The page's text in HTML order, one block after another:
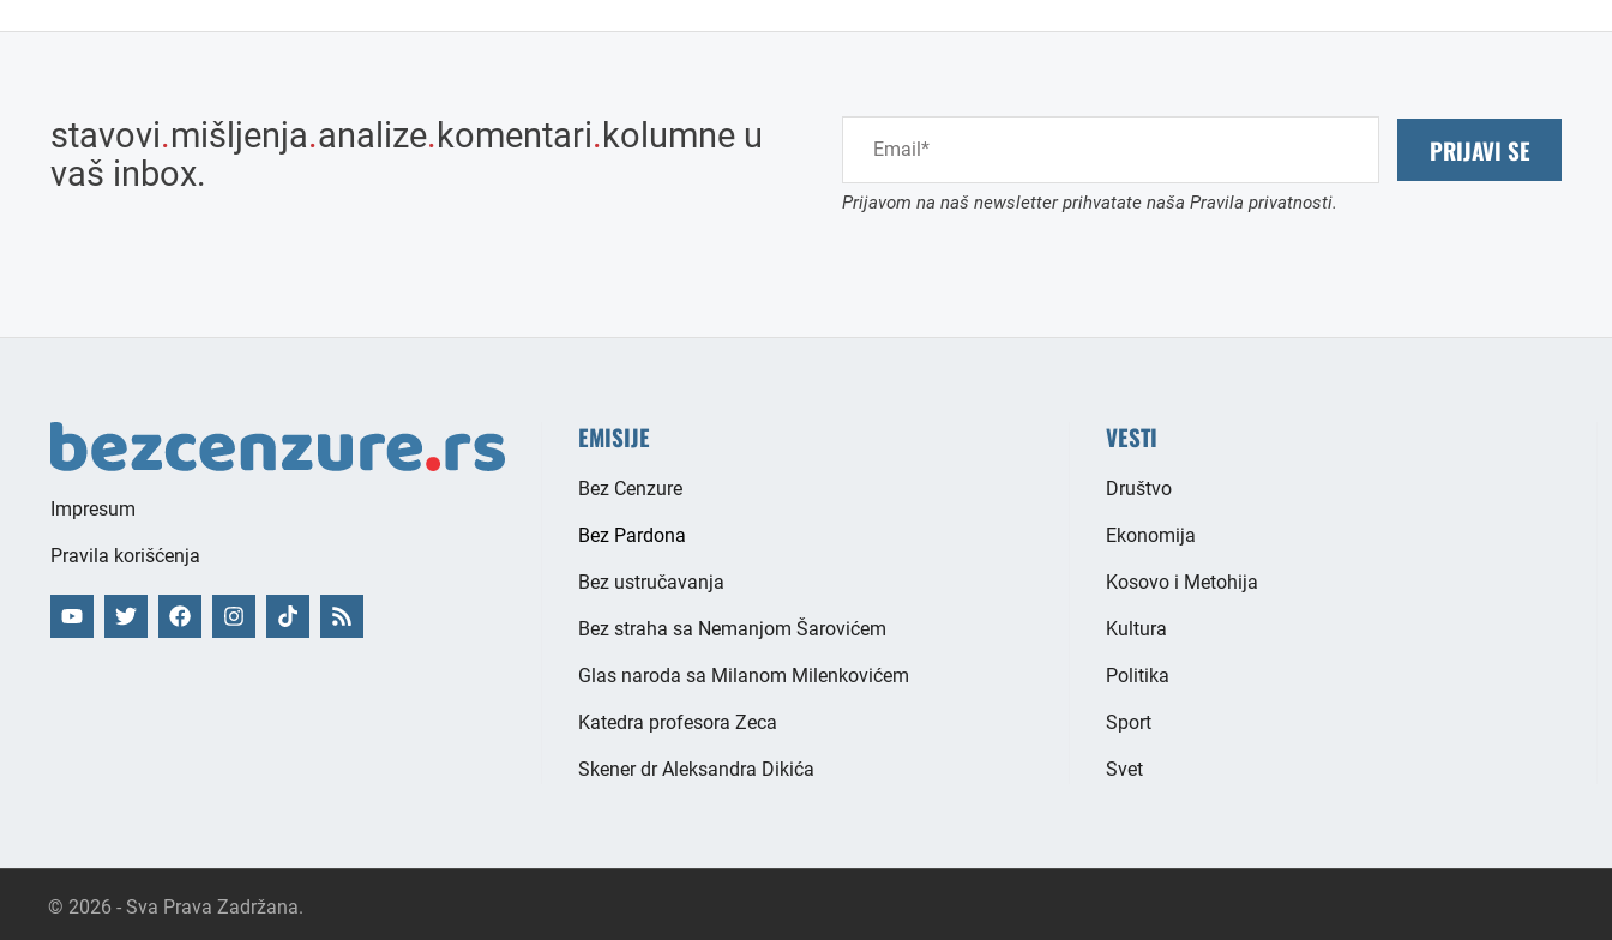
stavovi.mišljenja.analize.komentari.kolumne u
vaš inbox.
PRIJAVI SE
Prijavom na naš newsletter prihvatate naša Pravila privatnosti.
Impresum
Pravila korišćenja
EMISIJE
Bez Cenzure
Bez Pardona
Bez ustručavanja
Bez straha sa Nemanjom Šarovićem
Glas naroda sa Milanom Milenkovićem
Katedra profesora Zeca
Skener dr Aleksandra Dikića
VESTI
Društvo
Ekonomija
Kosovo i Metohija
Kultura
Politika
Sport
Svet
© 2026 - Sva Prava Zadržana.